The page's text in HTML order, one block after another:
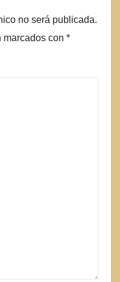
no será publicada.
marcados con *